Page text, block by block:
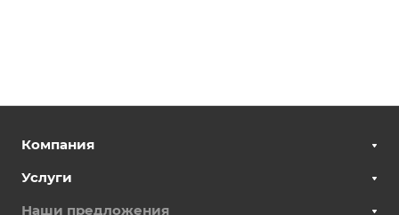
Компания
Услуги
Наши предложения